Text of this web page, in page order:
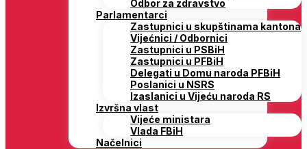
Odbor za zdravstvo
Parlamentarci
Zastupnici u skupštinama kantona
Vijećnici / Odbornici
Zastupnici u PSBiH
Zastupnici u PFBiH
Delegati u Domu naroda PFBiH
Poslanici u NSRS
Izaslanici u Vijeću naroda RS
Izvršna vlast
Vijeće ministara
Vlada FBiH
Načelnici